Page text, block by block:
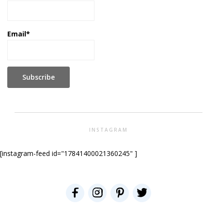
Email*
INSTAGRAM
[instagram-feed id="17841400021360245" ]